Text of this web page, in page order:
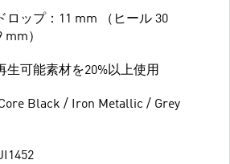
ロップ：11 mm （ヒール 30
）
生可能素材を20%以上使用
Black / Iron Metallic / Grey